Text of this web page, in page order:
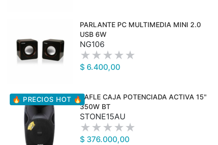
PARLANTE PC MULTIMEDIA MINI 2.0
USB 6W
NG106
$ 6.400,00
🔥 PRECIOS HOT 🔥 BAFLE CAJA POTENCIADA ACTIVA 15"
350W BT
STONE15AU
$ 376.000,00